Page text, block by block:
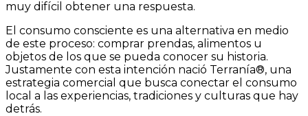
muy difícil obtener una respuesta.
El consumo consciente es una alternativa en medio
de este proceso: comprar prendas, alimentos u
objetos de los que se pueda conocer su historia.
Justamente con esta intención nació Terranía®, una
estrategia comercial que busca conectar el consumo
local a las experiencias, tradiciones y culturas que hay
detrás.